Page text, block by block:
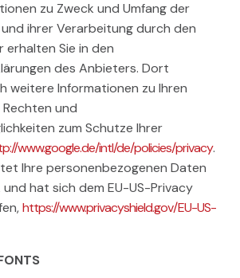
zu Zweck und Umfang der
ihrer Verarbeitung durch den
Sie in den
des Anbieters. Dort
weitere Informationen zu Ihren
und
zum Schutze Ihrer
www.google.de/intl/de/policies/privacy.
Ihre personenbezogenen Daten
und hat sich dem EU-US-Privacy
https://www.privacyshield.gov/EU-US-